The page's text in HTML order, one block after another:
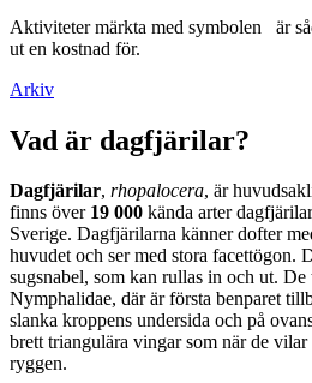
Aktiviteter märkta med symbolen
är
ut en kostnad för.
Arkiv
Vad är dagfjärilar?
Dagfjärilar, rhopalocera, är
finns över 19 000 kända arter
Sverige. Dagfjärilarna känner dofter
huvudet och ser med stora facettögon.
sugsnabel, som kan rullas in och ut. De
Nymphalidae, där är första benparet
slanka kroppens undersida och på
brett triangulära vingar som när de
ryggen.